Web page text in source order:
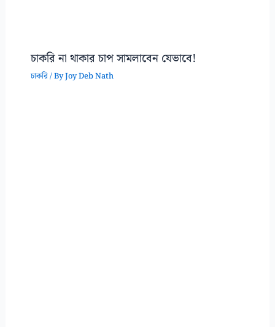
চাকরি না থাকার চাপ সামলাবেন যেভাবে!
চাকরি/ ByJoy Deb Nath